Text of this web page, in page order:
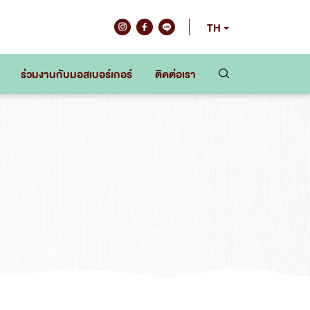
TH
ร่วมงานกับมอสเบอร์เกอร์ ติดต่อเรา